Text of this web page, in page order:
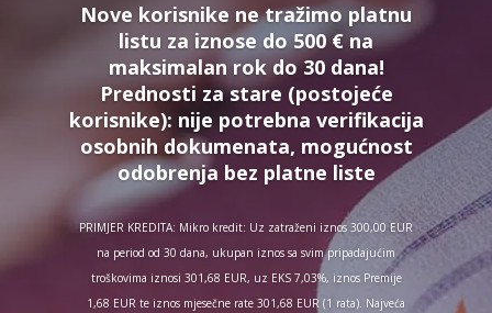
Nove korisnike ne tražimo platnu
listu za iznose do 500 € na
maksimalan rok do 30 dana!
Prednosti za stare (postojeće
korisnike): nije potrebna verifikacija
osobnih dokumenata, mogućnost
odobrenja bez platne liste
PRIMJER KREDITA: Mikro kredit: Uz zatraženi iznos 300,00 EUR
na period od 30 dana, ukupan iznos sa svim pripadajućim
troškovima iznosi 301,68 EUR, uz EKS 7,03%, iznos Premije
1,68 EUR te iznos mjesečne rate 301,68 EUR (1 rata). Najveća